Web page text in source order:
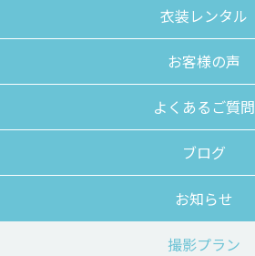
衣装レンタル
お客様の声
よくあるご質問
ブログ
お知らせ
撮影プラン